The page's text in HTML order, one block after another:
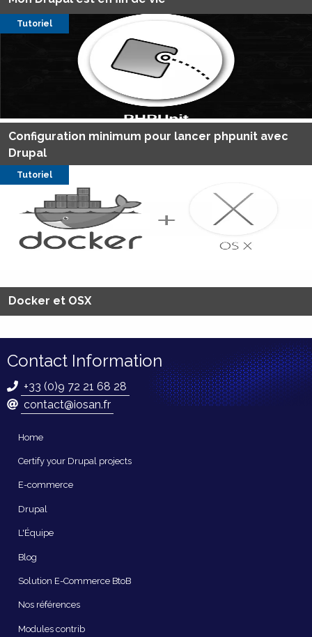
Tutoriel
Configuration minimum pour lancer phpunit avec
Drupal
Tutoriel
Docker et OSX
Contact Information
+33 (0)9 72 21 68 28
contact@iosan.fr
Navigation
principale
Home
Certify your Drupal projects
E-commerce
Drupal
L'Équipe
Blog
Solution E-Commerce BtoB
Nos références
Modules contrib